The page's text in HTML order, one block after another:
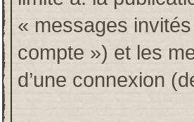
« messages
compte ») et les
d’une connexion